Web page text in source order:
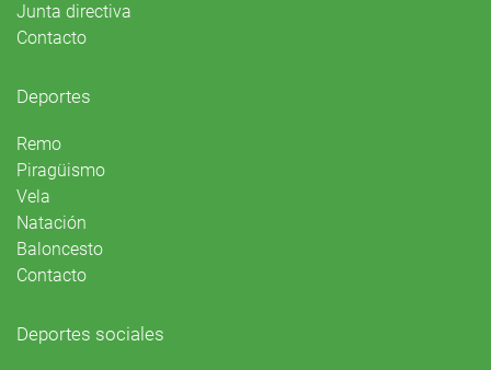
Junta directiva
Contacto
Deportes
Remo
Piragüismo
Vela
Natación
Baloncesto
Contacto
Deportes sociales